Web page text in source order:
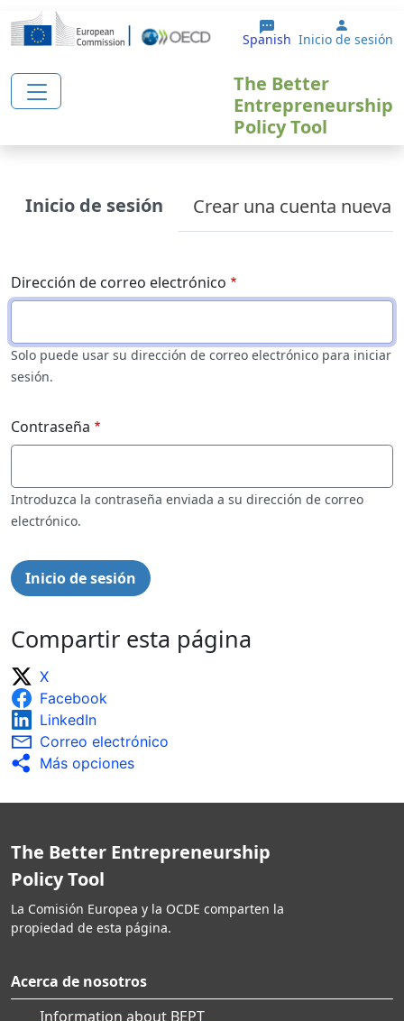
Pasar al contenido principal
Spanish User
Inicio de sesión
The Better
Entrepreneurship
Policy Tool
Primary tabs
Inicio de sesión Crear una cuenta nueva
Dirección de correo electrónico
Solo puede usar su dirección de correo electrónico para iniciar
sesión.
Contraseña
Introduzca la contraseña enviada a su dirección de correo
electrónico.
Compartir esta página
X
Facebook
LinkedIn
Correo electrónico
Más opciones
The Better Entrepreneurship
Policy Tool
La Comisión Europea y la OCDE comparten la
propiedad de esta página.
Acerca de nosotros
Information about BEPT